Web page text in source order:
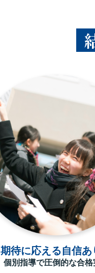
期待に応える自信あ
個別指導で圧倒的な合格